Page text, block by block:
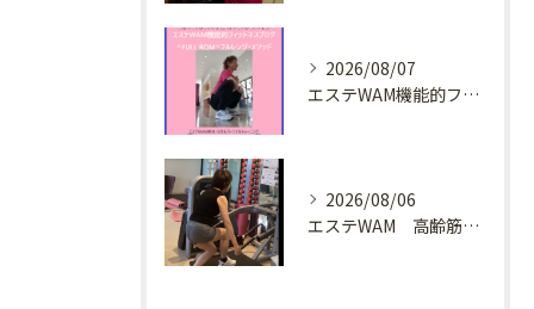
2026/08/07
エステWAM機能的フィットネスブログ ^FULL ROM^フルレンジ・メソッド
2026/08/06
エステWAM 高齢筋トレ